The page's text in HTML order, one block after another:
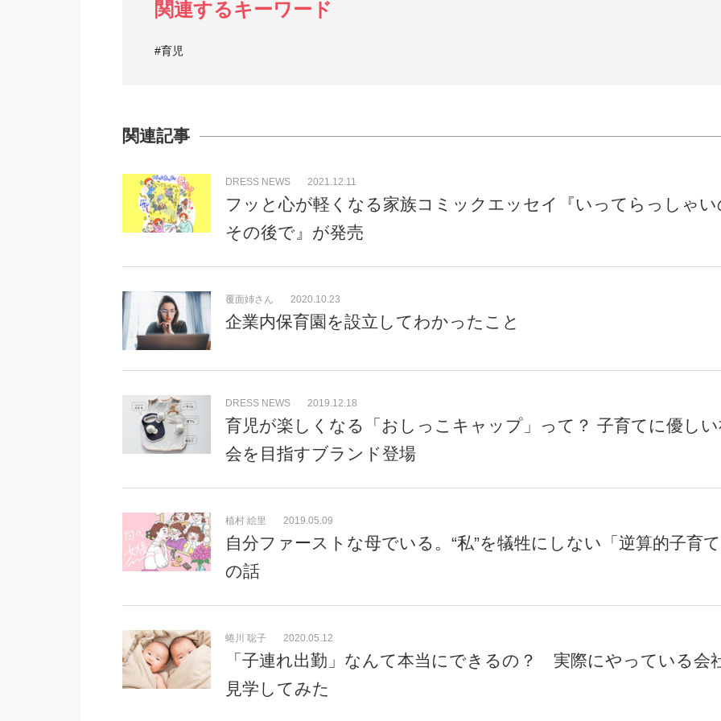
関連するキーワード
#育児
関連記事
フッと心が軽くなる家族コミックエッセイ『いってらっしゃい
その後で』が発売
DRESS NEWS 2021.12.11
企業内保育園を設立してわかったこと
覆面姉さん 2020.10.23
育児が楽しくなる「おしっこキャップ」って？ 子育てに優し
会を目指すブランド登場
DRESS NEWS 2019.12.18
自分ファーストな母でいる。“私”を犠牲にしない「逆算的子育
の話
植村 絵里 2019.05.09
「子連れ出勤」なんて本当にできるの？ 実際にやっている会
見学してみた
蜷川 聡子 2020.05.12